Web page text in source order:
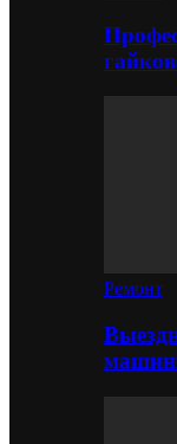
Ремонт